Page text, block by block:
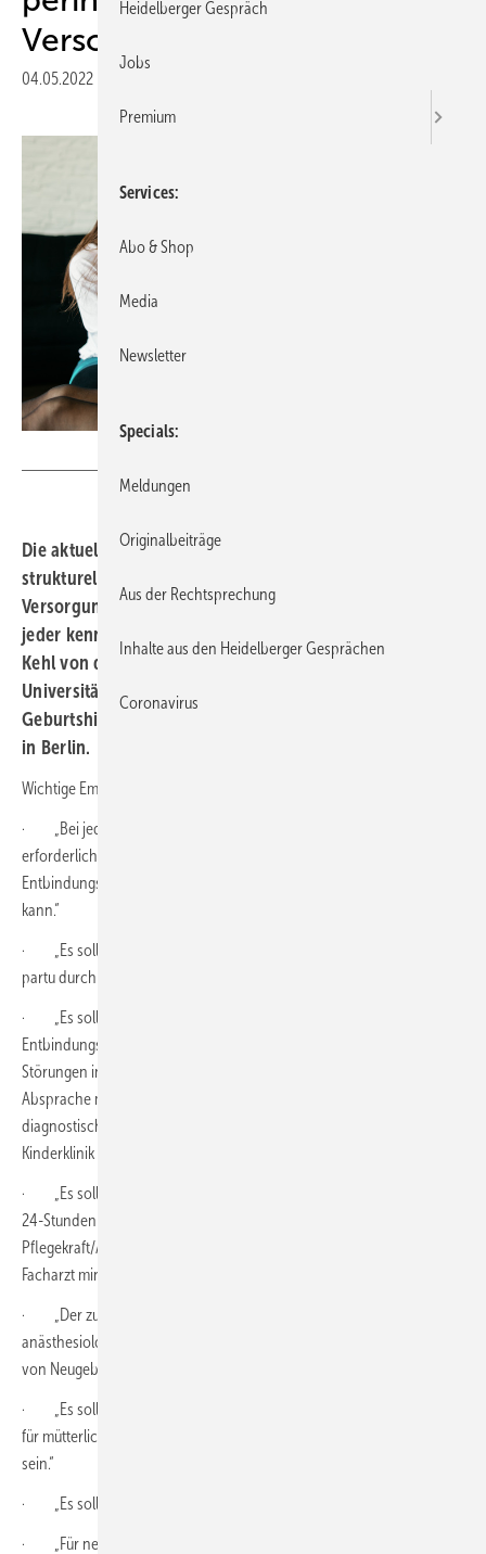
Versorgung
04.05.2022
Die aktuelle AWMF-Leitlinie „Empfehlungen für die
strukturellen Voraussetzungen der perinatologischen
Versorgung in Deutschland“ (Register-Nr. 087-001) sollte
jeder kennen, der Schwangere betreut, forderte Sven
Kehl von der Frauenklinik (Perinatalzentrum) am
Universitätsklinikum Erlangen auf dem 13. Gynäkologie-
Geburtshilfe-Update-Seminar am 25. und 26. März 2022
in Berlin.
Wichtige Empfehlungen sind etwa:
· „Bei jeder Geburt soll sichergestellt sein, dass im Falle einer
erforderlichen Notfall-Entbindung (Not-Sectio) die Entscheidungs-
Entbindungszeit (E-E-Zeit) unter 20 Minuten eingehalten werden
kann.“
· „Es soll eine kontinuierliche Betreuung jeder Schwangeren sub
partu durch eine Hebamme gewährleistet sein.“
· „Es soll jederzeit eine qualifizierte Pflegekraft oder Hebamme (im
Entbindungsbereich und auf der Wochenbettstation) präsent sein, die
Störungen in der Neonatalperiode erkennt und gegebenenfalls in
Absprache mit dem verantwortlichen Arzt ohne Zeitverlust
diagnostische Schritte und/oder eine Verlegung in eine geeignete
Kinderklinik initiieren kann.“
· „Es soll in allen Geburtskliniken eine anästhesiologische ärztliche
24-StundenBereitschaftsdienstleistung (inklusive anästhesiologischer
Pflegekraft/Assistenz) gewährleistet sein und ein anästhesiologischer
Facharzt mindestens im Rufdienst vorgehalten werden.“
· „Der zuständige Anästhesist und die Pflegekraft oder
anästhesiologische Pflegekraft/Assistenz sollen in der Erstversorgung
von Neugeborenen ausreichend geschult und erfahren sein.“
· „Es sollen SOPs (Standard Operating Procedures), insbesondere
für mütterliche und kindliche Notfälle, in schriftlicher Form vorhanden
sein.“
· „Es sollen regelmäßige interdisziplinäre Notfallübungen erfolgen.“
· „Für neonatologische Notfälle sollen sowohl ein Notfallvorgehen
Heidelberger Gespräch
Jobs
Premium
Services
Abo & Shop
Media
Newsletter
Specials
Meldungen
Originalbeiträge
Aus der Rechtsprechung
Inhalte aus den Heidelberger Gesprächen
Coronavirus